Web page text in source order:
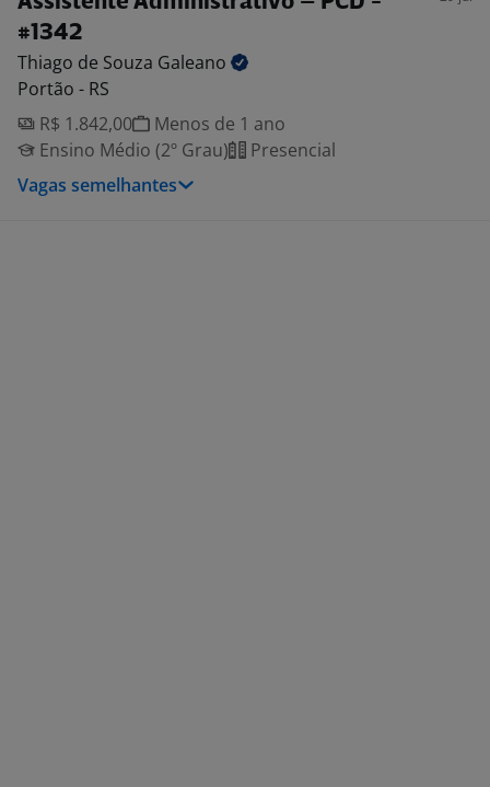
#1342
Thiago de Souza Galeano
Portão - RS
R$ 1.842,00
Menos de 1 ano
Ensino Médio (2º Grau)
Presencial
Vagas semelhantes